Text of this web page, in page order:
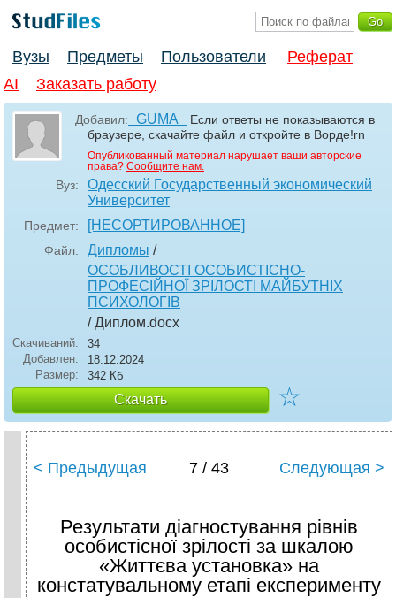
Вузы Предметы Пользователи
Реферат
AI
Заказать работу
Добавил: _GUMA_
Если ответы не показываются в
браузере, скачайте файл и откройте в Ворде!rn
Опубликованный материал нарушает ваши авторские
права? Сообщите нам.
Вуз:
Одесский Государственный экономический
Университет
Предмет: [НЕСОРТИРОВАННОЕ]
Файл: Дипломы /
ОСОБЛИВОСТІ ОСОБИСТІСНО-
ПРОФЕСІЙНОЇ ЗРІЛОСТІ МАЙБУТНІХ
ПСИХОЛОГІВ
/ Диплом.docx
Скачиваний:
34
Добавлен:
18.12.2024
Размер:
342 Кб
Скачать ☆
< Предыдущая 7 / 43 Следующая >
Результати діагностування рівнів
особистісної зрілості за шкалою
«Життєва установка» на
констатувальному етапі експерименту